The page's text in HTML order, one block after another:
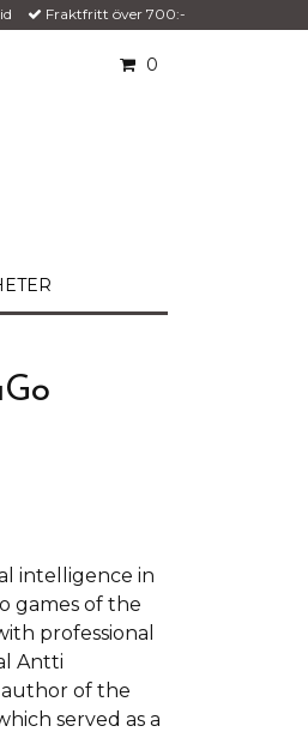
Fraktfritt över 700:-
0
intelligence in
games of the
professional
Antti
author of the
served as a